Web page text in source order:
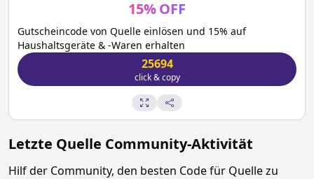
15%OFF
Gutscheincode von Quelle einlösen und 15% auf
Haushaltsgeräte & -Waren erhalten
25694
click & copy
Letzte Quelle Community-Aktivität
Hilf der Community, den besten Code für Quellezu